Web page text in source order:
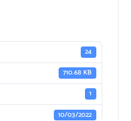
24
710.68 KB
1
10/03/2022